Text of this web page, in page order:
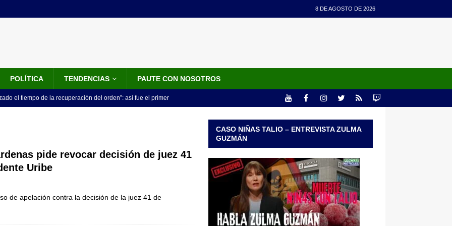
8 DE AGOSTO DE 2026
POLÍTICA TENDENCIAS PAUTE CON NOSOTROS
el tiempo de la recuperación del orden”: así fue el primer
LO ÚLTIMO
de Abelardo De La Espriella: recibirá la banda presidencial
en el Cantón Pichincha
no asistirá a la posesión de Abelardo de la Espriella y llama a
pide revocar decisión de juez 41
Uribe
de apelación contra la decisión de la juez 41 de
CASO NIÑAS TALIO – ENTREVISTA ZULMA
GUZMÁN